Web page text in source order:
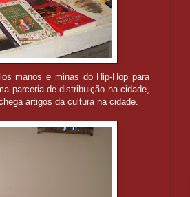
manos e minas do Hip-Hop para
parceria de distribuição na cidade,
artigos da cultura na cidade.